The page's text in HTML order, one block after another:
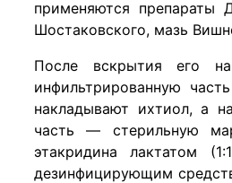
применяются препараты
Шостаковского, мазь
После вскрытия его на
инфильтрированную
накладывают ихтиол, а
часть — стерильную
этакридина лактатом
дезинфицирующим